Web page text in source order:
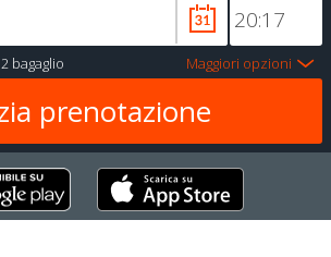
2 bagaglio Maggiori opzioni